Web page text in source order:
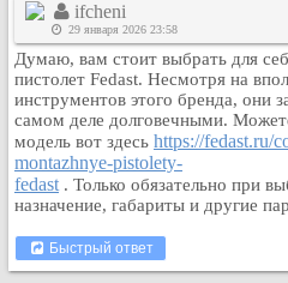
Поиск
Новые сообщения
Беседы
Игры
Кулинария
Физкультура и спорт
Видео и Кино
Авто. Мото.
Космос
ifcheni
29 января 2026 23:58
Думаю, вам стоит выбрать для
пистолет Fedast. Несмотря на
инструментов этого бренда, они
самом деле долговечными.
модель вот здесь https://fedast.ru/
montazhnye-pistolety-
fedast . Только обязательно при
назначение, габариты и другие
Быстрый ответ